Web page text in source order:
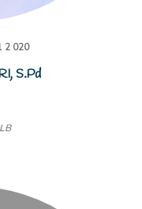
2 020
S.Pd